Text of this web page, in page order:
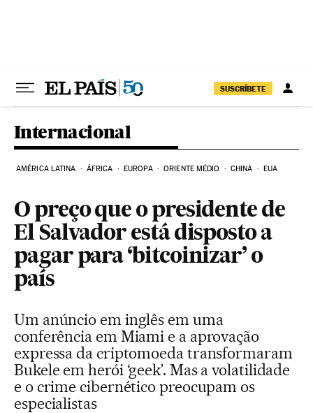
SUSCRÍBETE
Internacional
AMÉRICA LATINA ÁFRICA EUROPA ORIENTE MÉDIO CHINA EUA
O preço que o presidente de
El Salvador está disposto a
pagar para ‘bitcoinizar’ o
país
Um anúncio em inglês em uma
conferência em Miami e a aprovação
expressa da criptomoeda transformaram
Bukele em herói ‘geek’. Mas a volatilidade
e o crime cibernético preocupam os
especialistas